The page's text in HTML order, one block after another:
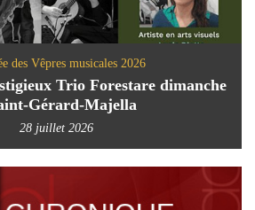
des Vêpres musicales 2026
Trio Forestare dimanche
Gérard-Majella
28 juillet 2026